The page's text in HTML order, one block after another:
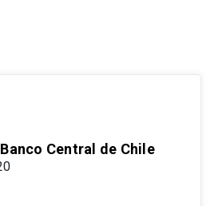
Central de Chile